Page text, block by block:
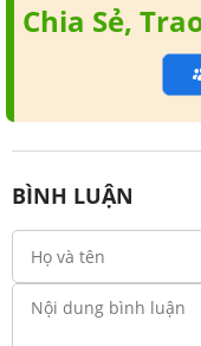
Chia Sẻ,
BÌNH LUẬN